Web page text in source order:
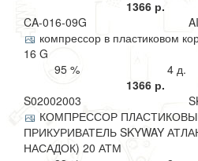
1366 р.
CA-016-09G
компрессор в пластиковом
16 G
95 %
4 д.
1366 р.
S02002003
КОМПРЕССОР
ПРИКУРИВАТЕЛЬ SKYWAY
НАСАДОК) 20 АТМ